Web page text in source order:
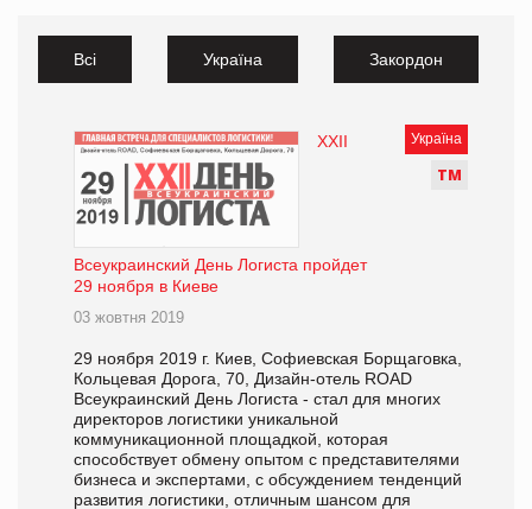
Всі Україна Закордон
Україна
ТМ
ХХІІ
Всеукраинский День Логиста пройдет
29 ноября в Киеве
03 жовтня 2019
29 ноября 2019 г. Киев, Софиевская Борщаговка,
Кольцевая Дорога, 70, Дизайн-отель ROAD
Всеукраинский День Логиста - стал для многих
директоров логистики уникальной
коммуникационной площадкой, которая
способствует обмену опытом с представителями
бизнеса и экспертами, с обсуждением тенденций
развития логистики, отличным шансом для